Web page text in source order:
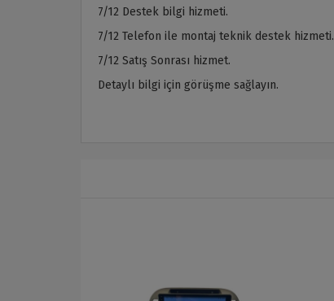
7/12 Destek bilgi hizmeti.
7/12 Telefon ile montaj teknik destek hizmeti.
7/12 Satış Sonrası hizmet.
Detaylı bilgi için görüşme sağlayın.